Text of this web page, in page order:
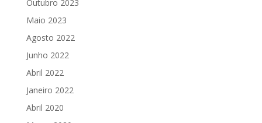
Outubro 2023
Maio 2023
Agosto 2022
Junho 2022
Abril 2022
Janeiro 2022
Abril 2020